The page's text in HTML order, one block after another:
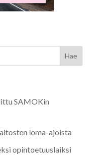
SAMOKin
loma-ajoista
opintoetuuslaiksi